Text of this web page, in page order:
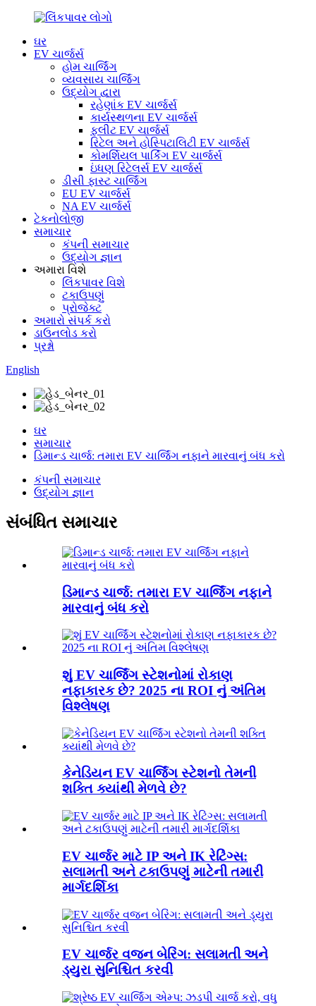
ઘર
EV ચાર્જર્સ
હોમ ચાર્જિંગ
વ્યવસાય ચાર્જિંગ
ઉદ્યોગ દ્વારા
રહેણાંક EV ચાર્જર્સ
કાર્યસ્થળના EV ચાર્જર્સ
ફ્લીટ EV ચાર્જર્સ
રિટેલ અને હોસ્પિટાલિટી EV ચાર્જર્સ
કોમર્શિયલ પાર્કિંગ EV ચાર્જર્સ
ઇંધણ રિટેલર્સ EV ચાર્જર્સ
ડીસી ફાસ્ટ ચાર્જિંગ
EU EV ચાર્જર્સ
NA EV ચાર્જર્સ
ટેકનોલોજી
સમાચાર
કંપની સમાચાર
ઉદ્યોગ જ્ઞાન
અમારા વિશે
લિંકપાવર વિશે
ટકાઉપણું
પ્રોજેક્ટ
અમારો સંપર્ક કરો
ડાઉનલોડ કરો
પ્રશ્નો
English
ઘર
સમાચાર
ડિમાન્ડ ચાર્જ: તમારા EV ચાર્જિંગ નફાને મારવાનું બંધ કરો
કંપની સમાચાર
ઉદ્યોગ જ્ઞાન
સંબંધિત સમાચાર
ડિમાન્ડ ચાર્જ: તમારા EV ચાર્જિંગ નફાને
મારવાનું બંધ કરો
શું EV ચાર્જિંગ સ્ટેશનોમાં રોકાણ
નફાકારક છે? 2025 ના ROI નું અંતિમ
વિશ્લેષણ
કેનેડિયન EV ચાર્જિંગ સ્ટેશનો તેમની
શક્તિ ક્યાંથી મેળવે છે?
EV ચાર્જર માટે IP અને IK રેટિંગ્સ:
સલામતી અને ટકાઉપણું માટેની તમારી
માર્ગદર્શિકા
EV ચાર્જર વજન બેરિંગ: સલામતી અને
ડ્યુરા સુનિશ્ચિત કરવી